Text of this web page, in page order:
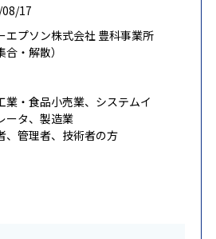
17
エプソン株式会社 豊科事業所
合・解散）
業・食品小売業、システムイ
ータ、製造業
、管理者、技術者の方